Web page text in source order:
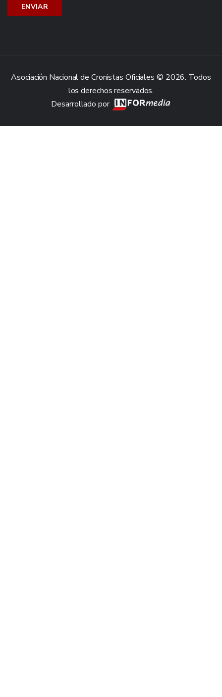
Asociación Nacional de Cronistas Oficiales © 2026. Todos
los derechos reservados.
Desarrollado por